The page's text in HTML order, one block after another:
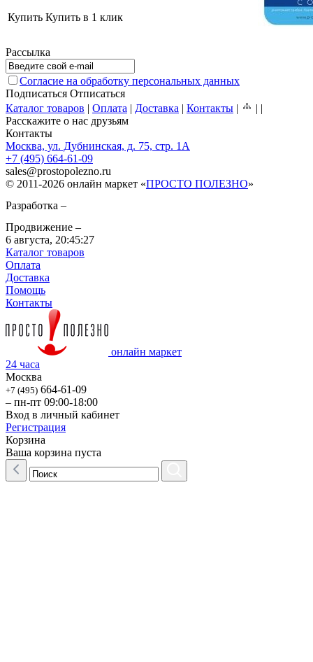
Купить Купить в 1 клик
Рассылка
Согласие на обработку персональных данных
Подписаться Отписаться
Каталог товаров | Оплата | Доставка | Контакты | | |
Расскажите о нас друзьям
Контакты
Москва, ул. Дубнинская, д. 75, стр. 1А
+7 (495) 664-61-09
sales@prostopolezno.ru
© 2011-2026 онлайн маркет «ПРОСТО ПОЛЕЗНО»
Разработка –
Продвижение –
6 августа, 20:45:27
Каталог товаров
Оплата
Доставка
Помощь
Контакты
онлайн маркет
24 часа
Москва
+7 (495) 664-61-09
– пн-пт 09:00-18:00
Вход в личный кабинет
Регистрация
Корзина
Ваша корзина пуста